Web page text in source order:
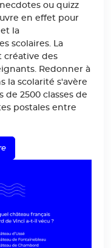
ou quizz
en effet pour
la
scolaires. La
créative des
Redonner à
la scolarité s'avère
de 2500 classes de
postales entre